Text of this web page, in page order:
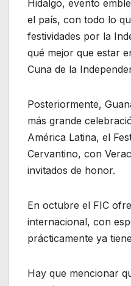
Hidalgo, evento
el país, con todo lo
festividades por la
qué mejor que estar
Cuna de la
Posteriormente,
más grande
América Latina, el
Cervantino, con
invitados de honor.
En octubre el FIC
internacional, con
prácticamente ya
Hay que mencionar